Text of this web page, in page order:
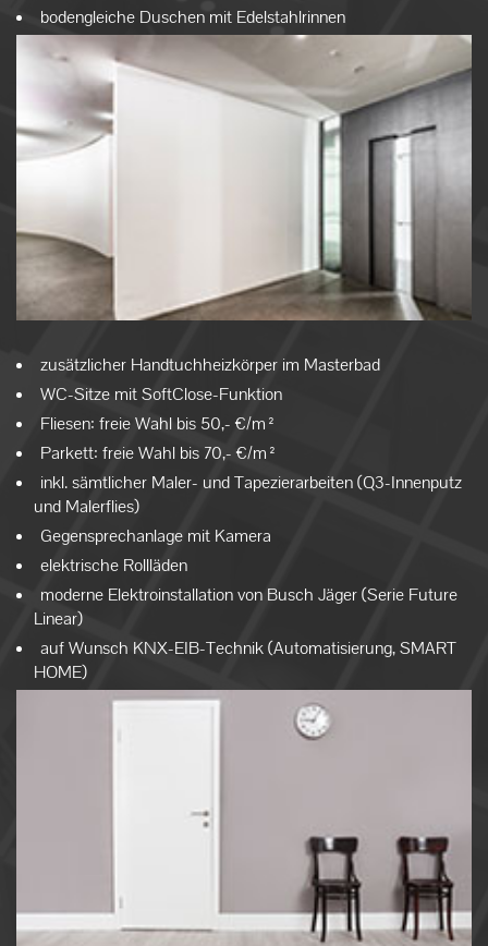
bodengleiche Duschen mit Edelstahlrinnen
zusätzlicher Handtuchheizkörper im Masterbad
WC-Sitze mit SoftClose-Funktion
Fliesen: freie Wahl bis 50,- €/m²
Parkett: freie Wahl bis 70,- €/m²
inkl. sämtlicher Maler- und Tapezierarbeiten (Q3-Innenputz
und Malerflies)
Gegensprechanlage mit Kamera
elektrische Rollläden
moderne Elektroinstallation von Busch Jäger (Serie Future
Linear)
auf Wunsch KNX-EIB-Technik (Automatisierung, SMART
HOME)